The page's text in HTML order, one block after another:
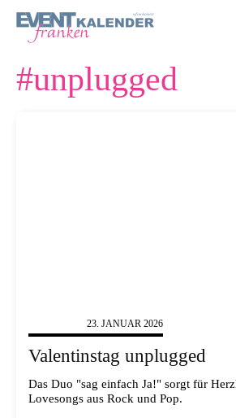
#unplugged
23. JANUAR 2026
Valentinstag unplugged
Das Duo "sag einfach Ja!" sorgt für
Lovesongs aus Rock und Pop.